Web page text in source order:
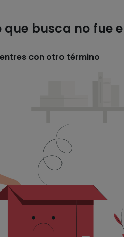
que busca no fue
con otro término